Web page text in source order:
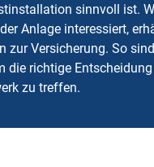
sinnvoll ist.
Anlage interessiert,
zur Versicherung. So
die richtige
zu treffen.